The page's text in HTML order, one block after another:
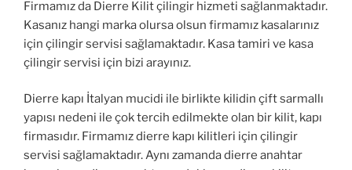
Firmamız da Dierre Kilit çilingir hizmeti sağlanmaktadır.
Kasanız hangi marka olursa olsun firmamız kasalarınız
için çilingir servisi sağlamaktadır. Kasa tamiri ve kasa
çilingir servisi için bizi arayınız.
Dierre kapı İtalyan mucidi ile birlikte kilidin çift sarmallı
yapısı nedeni ile çok tercih edilmekte olan bir kilit, kapı
firmasıdır. Firmamız dierre kapı kilitleri için çilingir
servisi sağlamaktadır. Aynı zamanda dierre anahtar